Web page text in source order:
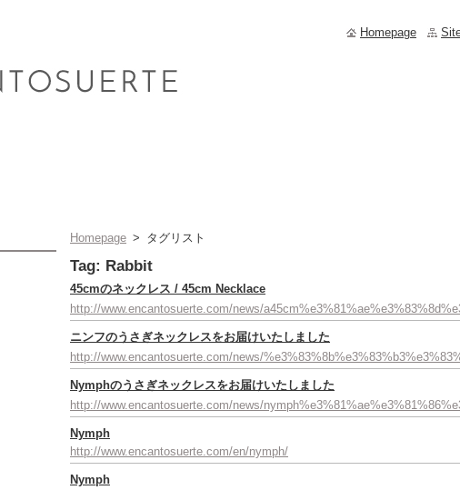
Homepage > タグリスト
Tag: Rabbit
45cmのネックレス / 45cm Necklace
http://www.encantosuerte.com/news/
ニンフのうさぎネックレスをお届けいたしました
http://www.encantosuerte.com/news/
Nymphのうさぎネックレスをお届けいたしました
http://www.encantosuerte.com/news/
Nymph
http://www.encantosuerte.com/en/nymph/
Nymph
Homepage